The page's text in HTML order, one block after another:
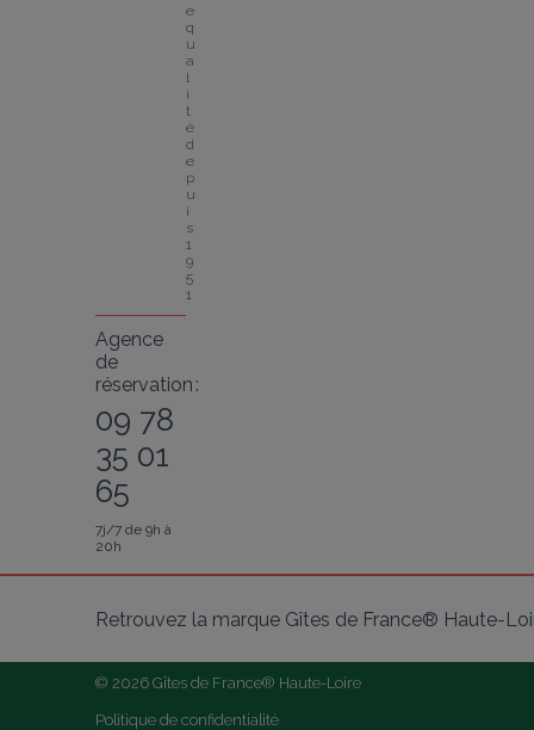
e
q
u
a
l
i
t
é
d
e
p
u
i
s
1
9
5
1
Agence
de
réservation :
09 78
35 01
65
7j/7 de 9h à
20h
Retrouvez la marque Gîtes de France® Haute-
© 2026 Gîtes de France® Haute-Loire
Politique de confidentialité